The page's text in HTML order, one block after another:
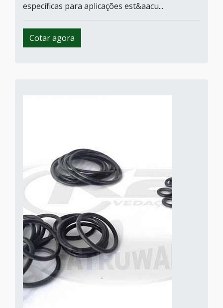
específicas para aplicações est&aacu...
Cotar agora